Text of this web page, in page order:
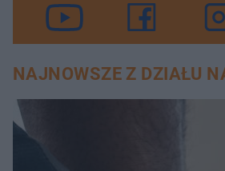
NAJNOWSZE Z DZIAŁU